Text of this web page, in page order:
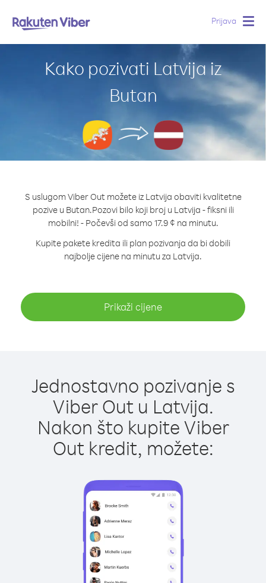
Prijava
Kako pozivati Latvija iz
Butan
S uslugom Viber Out možete iz Latvija obaviti kvalitetne
pozive u Butan.Pozovi bilo koji broj u Latvija - fiksni ili
mobilni! - Počevši od samo 17.9 ¢ na minutu.
Kupite pakete kredita ili plan pozivanja da bi dobili
najbolje cijene na minutu za Latvija.
Prikaži cijene
Jednostavno pozivanje s
Viber Out u Latvija.
Nakon što kupite Viber
Out kredit, možete: